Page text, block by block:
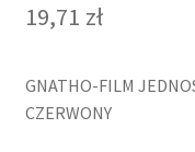
19,71 zł
GNATHO-FILM
CZERWONY